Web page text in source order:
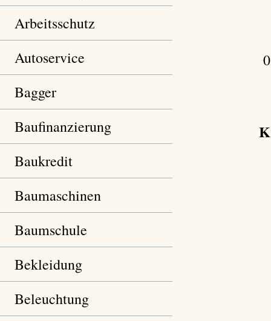
Arbeitsschutz
Autoservice
Bagger
Baufinanzierung
Baukredit
Baumaschinen
Baumschule
Bekleidung
Beleuchtung